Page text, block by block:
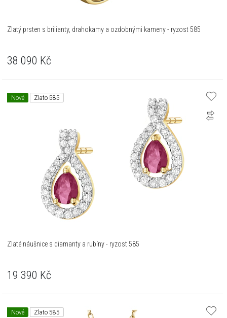
Zlatý prsten s brilianty, drahokamy a ozdobnými kameny - ryzost 585
38 090 Kč
Nové Zlato 585
Zlaté náušnice s diamanty a rubíny - ryzost 585
19 390 Kč
Nové Zlato 585